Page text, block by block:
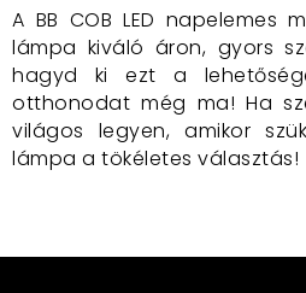
A BB COB LED napelemes
lámpa kiváló áron, gyors
hagyd ki ezt a
otthonodat még ma! Ha
világos legyen, amikor
lámpa a tökéletes választás!